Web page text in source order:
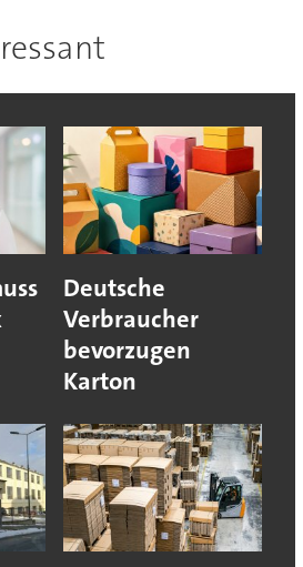
Deutsche
Verbraucher
bevorzugen
Karton